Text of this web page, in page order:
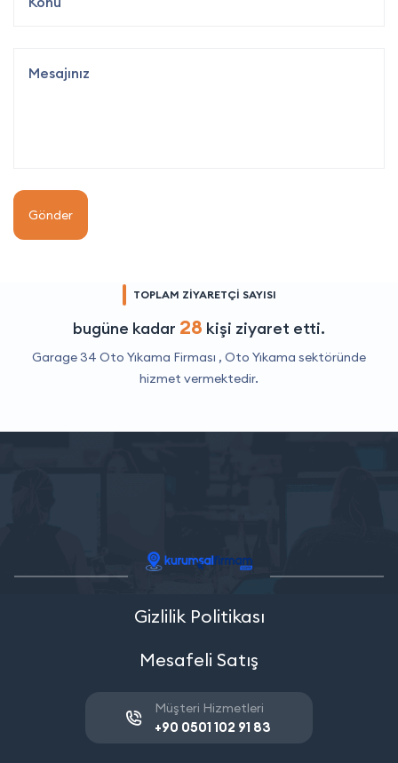
Gönder
TOPLAM ZİYARETÇİ SAYISI
bugüne kadar 28 kişi ziyaret etti.
Garage 34 Oto Yıkama Firması , Oto Yıkama sektöründe
hizmet vermektedir.
Gizlilik Politikası
Mesafeli Satış
Müşteri Hizmetleri
+90 0501 102 91 83